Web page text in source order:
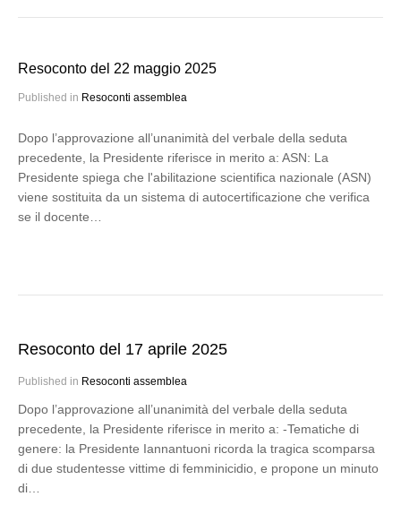
Resoconto del 22 maggio 2025
Published in Resoconti assemblea
Dopo l’approvazione all’unanimità del verbale della seduta
precedente, la Presidente riferisce in merito a: ASN: La
Presidente spiega che l'abilitazione scientifica nazionale (ASN)
viene sostituita da un sistema di autocertificazione che verifica
se il docente…
Resoconto del 17 aprile 2025
Published in Resoconti assemblea
Dopo l’approvazione all’unanimità del verbale della seduta
precedente, la Presidente riferisce in merito a: -Tematiche di
genere: la Presidente Iannantuoni ricorda la tragica scomparsa
di due studentesse vittime di femminicidio, e propone un minuto
di…